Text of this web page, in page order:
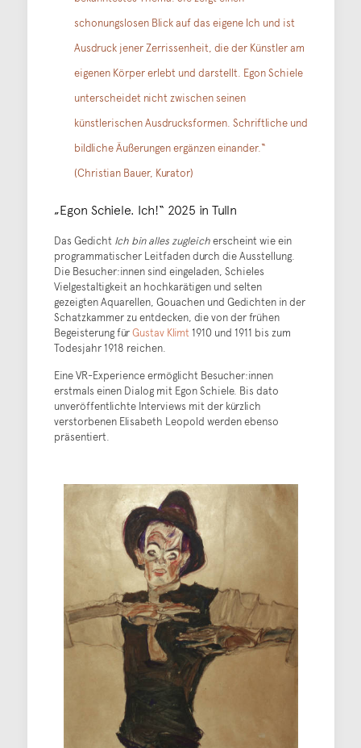
schonungslosen Blick auf das eigene Ich und ist
Ausdruck jener Zerrissenheit, die der Künstler am
eigenen Körper erlebt und darstellt. Egon Schiele
unterscheidet nicht zwischen seinen
künstlerischen Ausdrucksformen. Schriftliche und
bildliche Äußerungen ergänzen einander.“
(Christian Bauer, Kurator)
„Egon Schiele. Ich!“ 2025 in Tulln
Das Gedicht Ich bin alles zugleicherscheint wie ein
programmatischer Leitfaden durch die Ausstellung.
Die Besucher:innen sind eingeladen, Schieles
Vielgestaltigkeit an hochkarätigen und selten
gezeigten Aquarellen, Gouachen und Gedichten in der
Schatzkammer zu entdecken, die von der frühen
Begeisterung fürGustav Klimt1910 und 1911 bis zum
Todesjahr 1918 reichen.
Eine VR-Experience ermöglicht Besucher:innen
erstmals einen Dialog mit Egon Schiele. Bis dato
unveröffentlichte Interviews mit der kürzlich
verstorbenen Elisabeth Leopold werden ebenso
präsentiert.